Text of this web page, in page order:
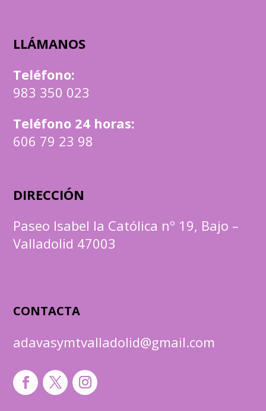
LLÁMANOS
Teléfono:
983 350 023
Teléfono 24 horas:
606 79 23 98
DIRECCIÓN
Paseo Isabel la Católica nº 19, Bajo –
Valladolid 47003
CONTACTA
adavasymtvalladolid@gmail.com